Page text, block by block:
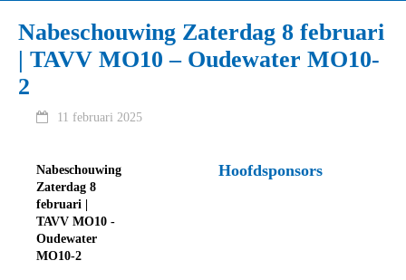
Nabeschouwing Zaterdag 8 februari
| TAVV MO10 – Oudewater MO10-
2
11 februari 2025
Nabeschouwing
Zaterdag 8
februari |
TAVV MO10 -
Oudewater
MO10-2
Hoofdsponsors